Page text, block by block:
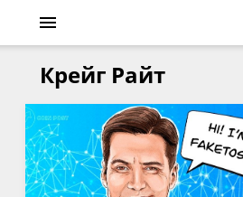
Крейг Райт